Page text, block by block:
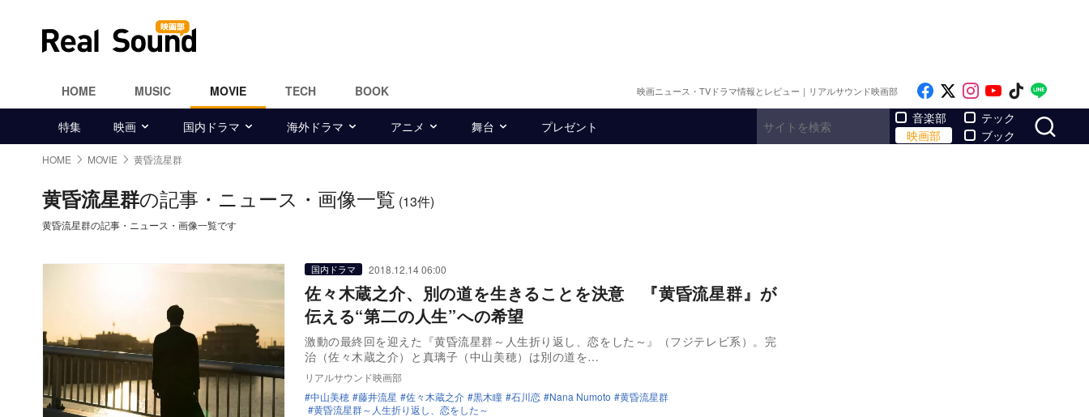
HOME MUSIC MOVIE TECH BOOK 映画ニュース・TVドラマ情報とレビュー｜リアルサウンド映画部 Like on Facebook
Follow on x
Follow on
Follow on
Follow
特集 映画 国内ドラマ 海外ドラマ アニメ 舞台 プレゼント
音楽部
映画部
テック
ブック
HOME MOVIE 黄昏流星群
黄昏流星群の記事・ニュース・画像一覧 (13件)
黄昏流星群の記事・ニュース・画像一覧です
国内ドラマ 2018.12.14 06:00
佐々木蔵之介、別の道を生きることを決意 『黄昏流星群』が
伝える“第二の人生”への希望
激動の最終回を迎えた『黄昏流星群～人生折り返し、恋をした～』（フジテレビ系）。完
治（佐々木蔵之介）と真璃子（中山美穂）は別の道を…
リアルサウンド映画部
中山美穂
藤井流星 佐々木蔵之介 黒木瞳 石川恋 Nana Numoto
黄昏流星群
黄昏流星群～人生折り返し、恋をした～